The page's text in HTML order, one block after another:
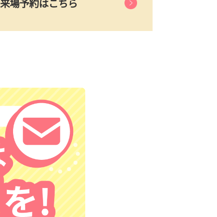
来場予約はこちら